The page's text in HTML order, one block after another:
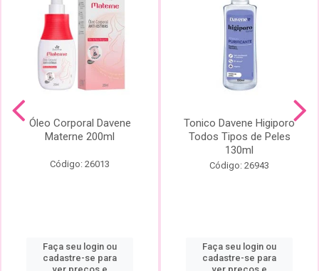
Óleo Corporal Davene
Materne 200ml
Código: 26013
Faça seu login ou
cadastre-se para
Tonico Davene Higiporo
Todos Tipos de Peles
130ml
Código: 26943
Faça seu login ou
cadastre-se para